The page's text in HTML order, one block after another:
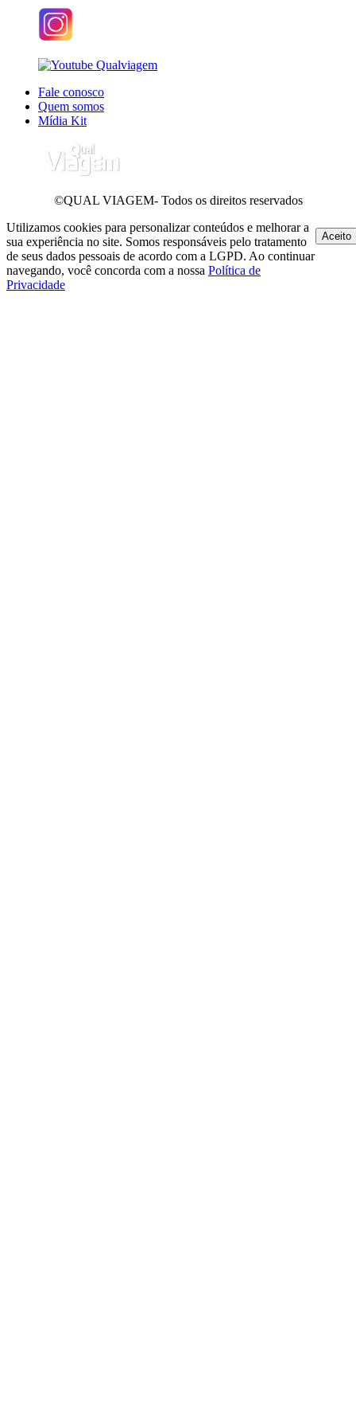
Fale conosco
Quem somos
Mídia Kit
©QUAL VIAGEM- Todos os direitos reservados
Utilizamos cookies para personalizar conteúdos e melhorar a
sua experiência no site. Somos responsáveis pelo tratamento
de seus dados pessoais de acordo com a LGPD. Ao continuar
navegando, você concorda com a nossa Política de
Privacidade
Aceito